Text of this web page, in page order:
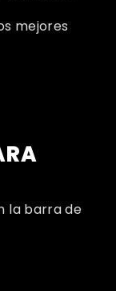
mejores
la barra de